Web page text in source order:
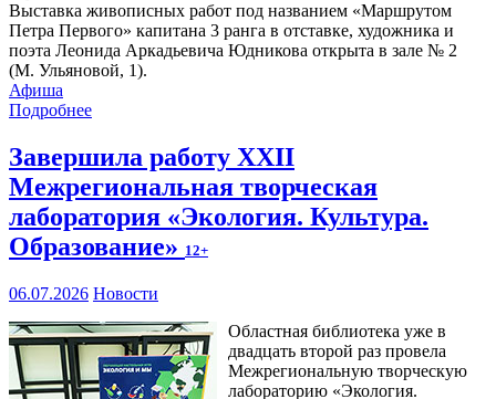
Выставка живописных работ под названием «Маршрутом
Петра Первого» капитана 3 ранга в отставке, художника и
поэта Леонида Аркадьевича Юдникова открыта в зале № 2
(М. Ульяновой, 1).
Афиша
Подробнее
Завершила работу XXII
Межрегиональная творческая
лаборатория «Экология. Культура.
Образование» 12+
06.07.2026 Новости
Областная библиотека уже в
двадцать второй раз провела
Межрегиональную творческую
лабораторию «Экология.